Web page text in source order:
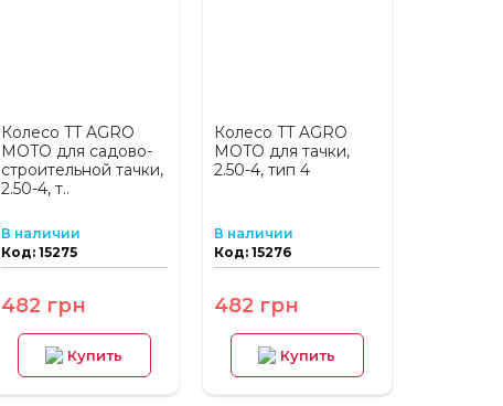
Колесо TT AGRO
MOTO для садово-
строительной тачки,
2.50-4, т..
В наличии
Код: 15275
482 грн
Купить
Колесо TT AGRO
MOTO для тачки,
2.50-4, тип 4
В наличии
Код: 15276
482 грн
Купить